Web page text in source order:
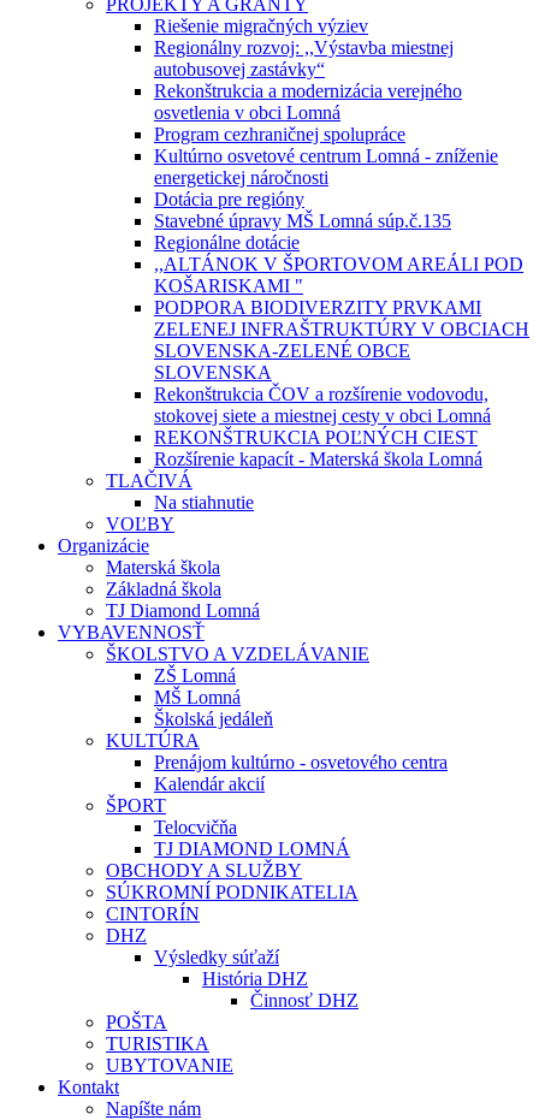
PROJEKTY A GRANTY
Riešenie migračných výziev
Regionálny rozvoj: ,,Výstavba miestnej
autobusovej zastávky“
Rekonštrukcia a modernizácia verejného
osvetlenia v obci Lomná
Program cezhraničnej spolupráce
Kultúrno osvetové centrum Lomná - zníženie
energetickej náročnosti
Dotácia pre regióny
Stavebné úpravy MŠ Lomná súp.č.135
Regionálne dotácie
,,ALTÁNOK V ŠPORTOVOM AREÁLI POD
KOŠARISKAMI "
PODPORA BIODIVERZITY PRVKAMI
ZELENEJ INFRAŠTRUKTÚRY V OBCIACH
SLOVENSKA-ZELENÉ OBCE
SLOVENSKA
Rekonštrukcia ČOV a rozšírenie vodovodu,
stokovej siete a miestnej cesty v obci Lomná
REKONŠTRUKCIA POĽNÝCH CIEST
Rozšírenie kapacít - Materská škola Lomná
TLAČIVÁ
Na stiahnutie
VOĽBY
Organizácie
Materská škola
Základná škola
TJ Diamond Lomná
VYBAVENNOSŤ
ŠKOLSTVO A VZDELÁVANIE
ZŠ Lomná
MŠ Lomná
Školská jedáleň
KULTÚRA
Prenájom kultúrno - osvetového centra
Kalendár akcií
ŠPORT
Telocvičňa
TJ DIAMOND LOMNÁ
OBCHODY A SLUŽBY
SÚKROMNÍ PODNIKATELIA
CINTORÍN
DHZ
Výsledky súťaží
História DHZ
Činnosť DHZ
POŠTA
TURISTIKA
UBYTOVANIE
Kontakt
Napíšte nám